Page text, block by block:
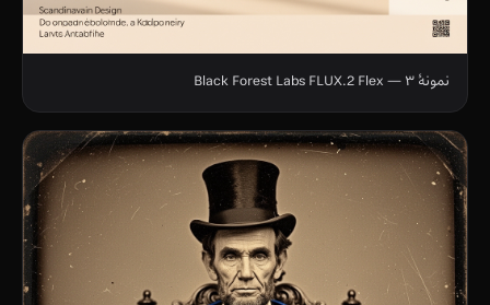
نمونهٔ ۳ — Black Forest Labs FLUX.2 Flex